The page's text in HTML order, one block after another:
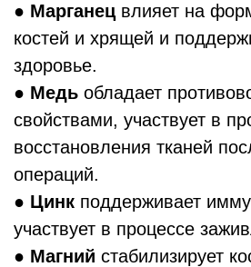
● Марганецвлияет на
костей и хрящей и
здоровье.
● Медь обладает
свойствами, участвует в
восстановления тканей
операций.
● Цинк поддерживает
участвует в процессе
● Магний стабилизирует